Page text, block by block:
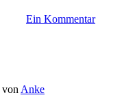
Ein Kommentar
von Anke